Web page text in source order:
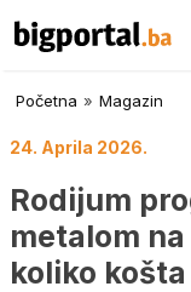
Početna » Magazin
24. Aprila 2026.
Rodijum
metalom
koliko